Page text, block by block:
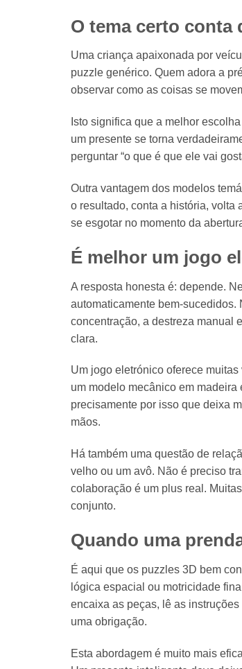
O tema certo conta
Uma criança apaixonada por
puzzle genérico. Quem adora a
observar como as coisas se
Isto significa que a melhor
um presente se torna
perguntar “o que é que ele vai
Outra vantagem dos modelos
o resultado, conta a história, volta
se esgotar no momento da
É melhor um jogo
A resposta honesta é: depende.
automaticamente bem-sucedidos.
concentração, a destreza manual
clara.
Um jogo eletrónico oferece
um modelo mecânico em
precisamente por isso que deixa
mãos.
Há também uma questão de
velho ou um avô. Não é preciso
colaboração é um plus real.
conjunto.
Quando uma
É aqui que os puzzles 3D bem
lógica espacial ou motricidade
encaixa as peças, lê as
uma obrigação.
Esta abordagem é muito mais